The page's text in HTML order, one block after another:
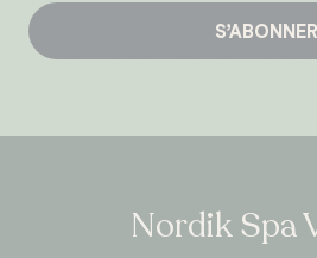
S’ABONNER
Nordik Spa